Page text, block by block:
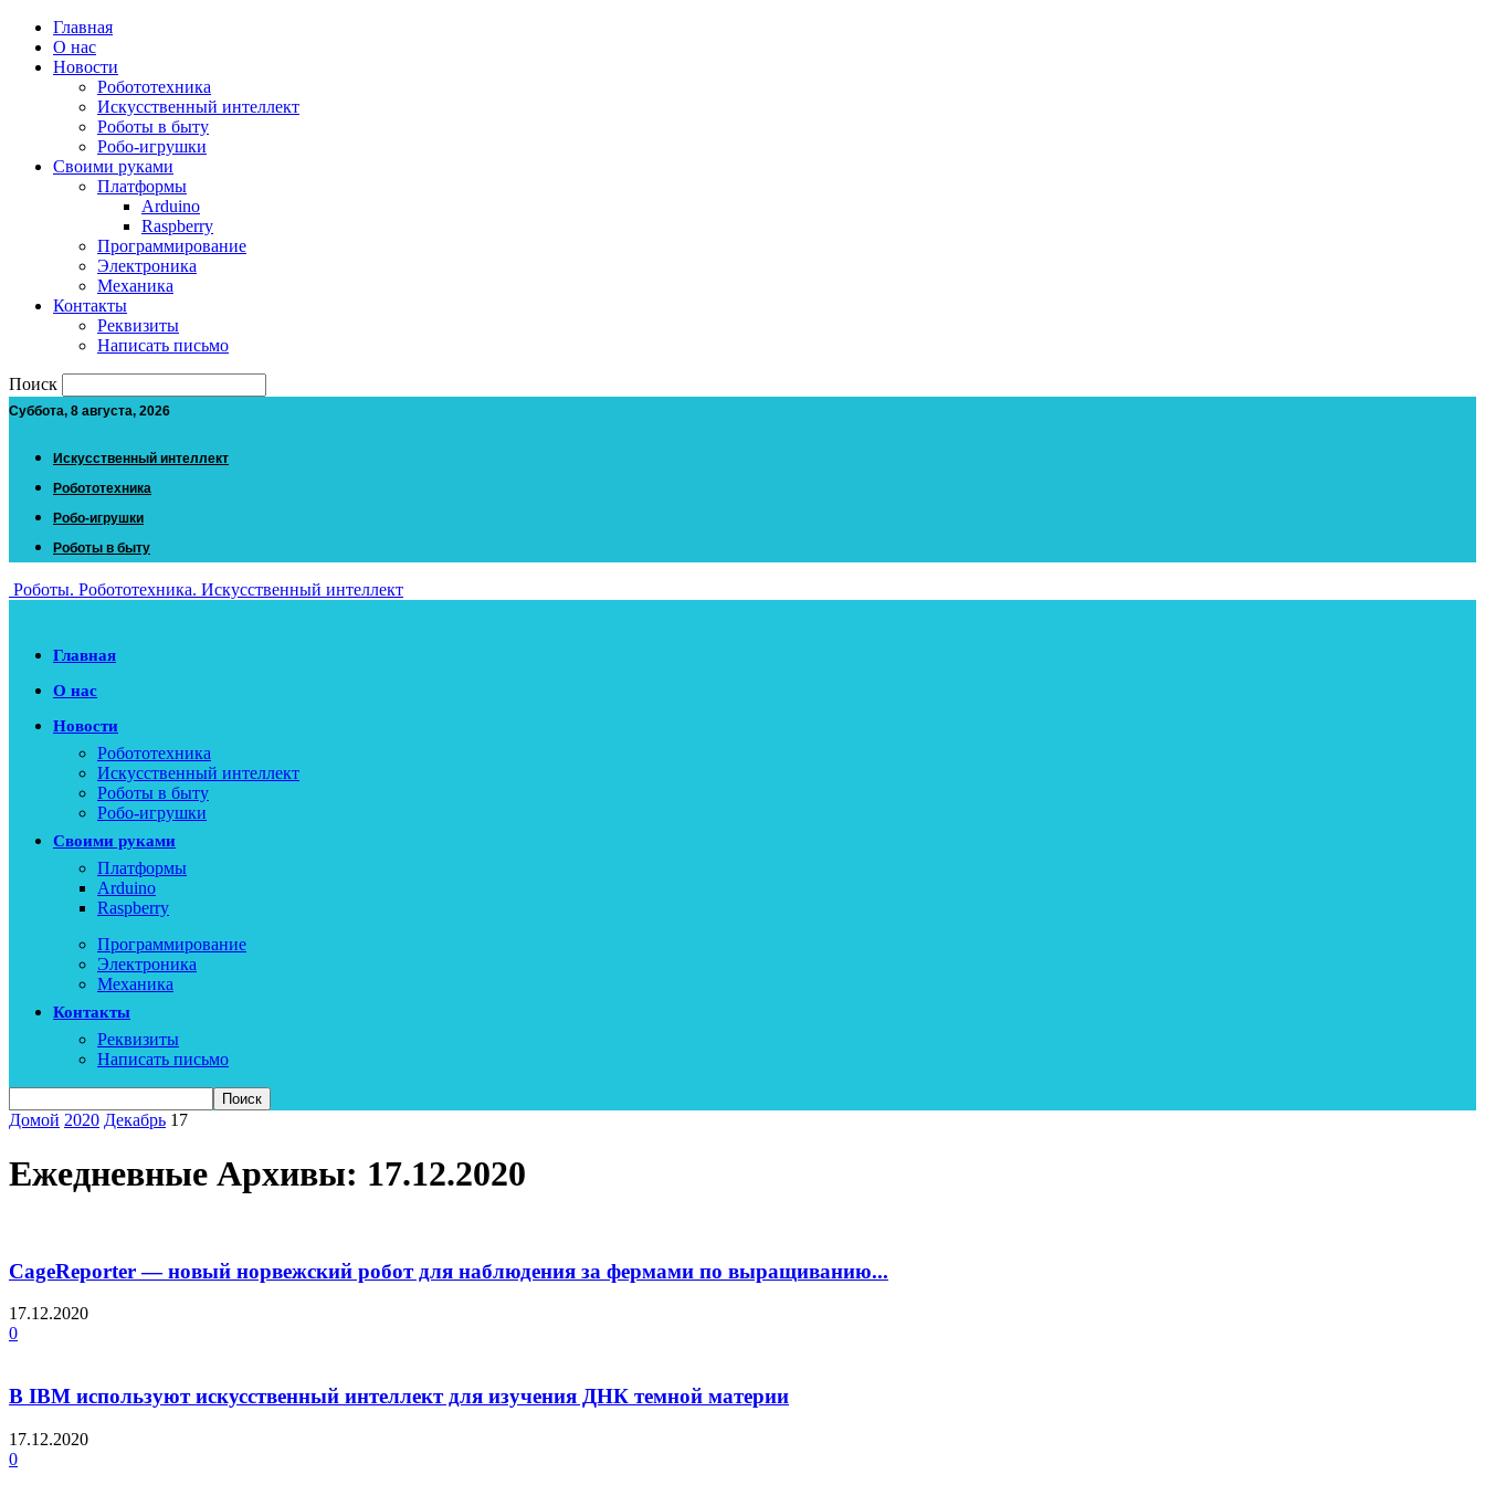
Главная
О нас
Новости
Робототехника
Искусственный интеллект
Роботы в быту
Робо-игрушки
Своими руками
Платформы
Arduino
Raspberry
Программирование
Электроника
Механика
Контакты
Реквизиты
Написать письмо
Поиск
Суббота, 8 августа, 2026
Искусственный интеллект
Робототехника
Робо-игрушки
Роботы в быту
Роботы. Робототехника. Искусственный интеллект
Главная
О нас
Новости
Робототехника
Искусственный интеллект
Роботы в быту
Робо-игрушки
Своими руками
Платформы
Arduino
Raspberry
Программирование
Электроника
Механика
Контакты
Реквизиты
Написать письмо
Домой 2020 Декабрь 17
Ежедневные Архивы: 17.12.2020
CageReporter — новый норвежский робот для наблюдения за фермами по выращиванию...
17.12.2020
0
В IBM используют искусственный интеллект для изучения ДНК темной материи
17.12.2020
0